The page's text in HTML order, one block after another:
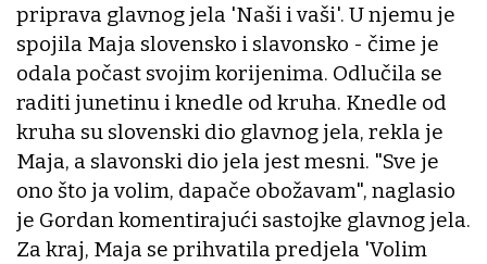
priprava glavnog jela 'Naši i vaši'. U njemu je
spojila Maja slovensko i slavonsko - čime je
odala počast svojim korijenima. Odlučila se
raditi junetinu i knedle od kruha. Knedle od
kruha su slovenski dio glavnog jela, rekla je
Maja, a slavonski dio jela jest mesni. "Sve je
ono što ja volim, dapače obožavam", naglasio
je Gordan komentirajući sastojke glavnog jela.
Za kraj, Maja se prihvatila predjela 'Volim